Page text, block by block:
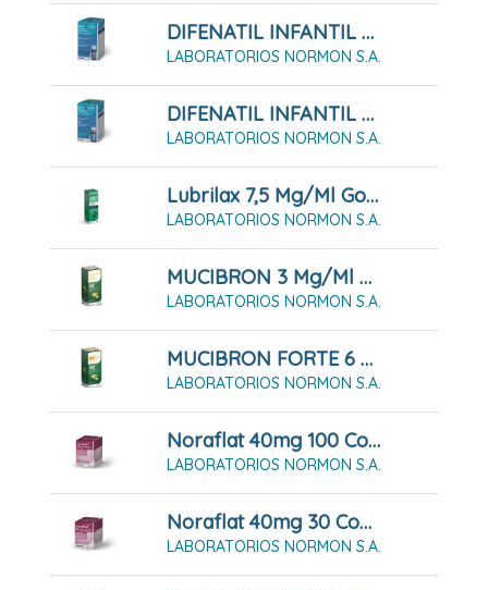
DIFENATIL INFANTIL 100 MG/ML Solución Oral 60 Ml
LABORATORIOS NORMON S.A.
DIFENATIL INFANTIL 100 MG/ML Solución Oral 90 Ml
LABORATORIOS NORMON S.A.
Lubrilax 7,5 Mg/ml Gotas Orales En Solución 30 Ml
LABORATORIOS NORMON S.A.
MUCIBRON 3 Mg/ml Solución Oral 200ml
LABORATORIOS NORMON S.A.
MUCIBRON FORTE 6 Mg/ml Solución Oral 250 Ml
LABORATORIOS NORMON S.A.
Noraflat 40mg 100 Comprimidos Masticables
LABORATORIOS NORMON S.A.
Noraflat 40mg 30 Comprimidos Masticables
LABORATORIOS NORMON S.A.